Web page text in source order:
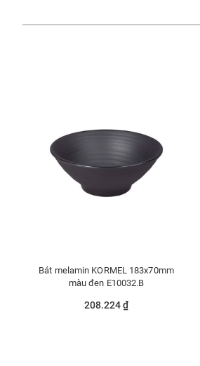
Bát melamin KORMEL 183x70mm
màu đen E10032.B
208.224 ₫